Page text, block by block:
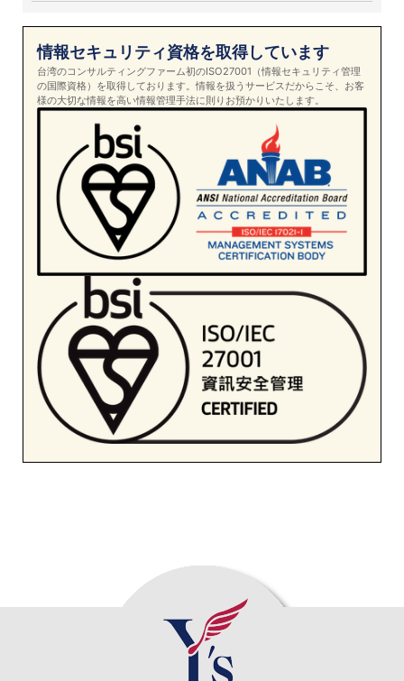
情報セキュリティ資格を取得しています
台湾のコンサルティングファーム初のISO27001（情報セキュリティ管理
の国際資格）を取得しております。情報を扱うサービスだからこそ、お客
様の大切な情報を高い情報管理手法に則りお預かりいたします。